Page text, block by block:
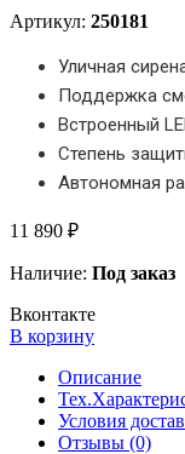
Артикул: 250181
Уличная
Поддержка
Встроенный
Степень
Автономная
11 890 ₽
Наличие: Под заказ
Вконтакте
В корзину
Описание
Условия
Отзывы (0)